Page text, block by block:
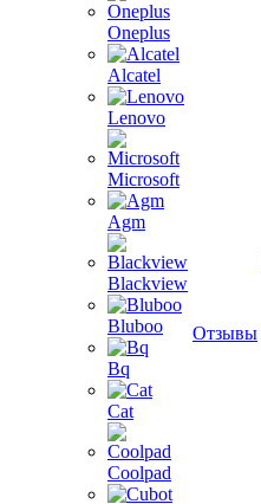
Oneplus
Alcatel
Lenovo
Microsoft
Agm
Blackview
Bluboo
Bq
Cat
Coolpad
Отзывы